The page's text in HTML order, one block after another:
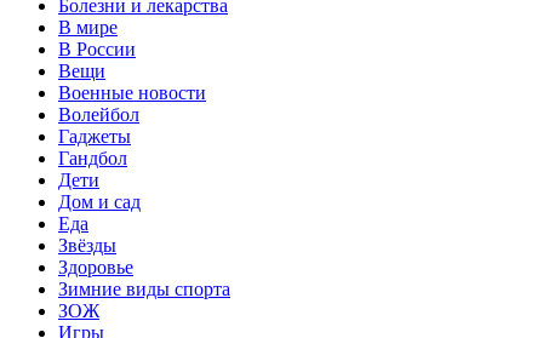
Болезни и лекарства
В мире
В России
Вещи
Военные новости
Волейбол
Гаджеты
Гандбол
Дети
Дом и сад
Еда
Звёзды
Здоровье
Зимние виды спорта
ЗОЖ
Игры